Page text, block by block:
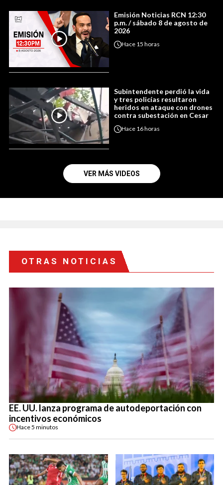
Emisión Noticias RCN 12:30
p.m. / sábado 8 de agosto de
2026
Hace 15 horas
Subintendente perdió la vida
y tres policías resultaron
heridos en ataque con drones
contra subestación en Cesar
Hace 16 horas
VER MÁS VIDEOS
OTRAS NOTICIAS
EE. UU. lanza programa de autodeportación con
incentivos económicos
Hace5 minutos